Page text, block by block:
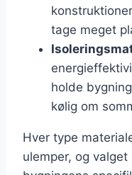
tage meget
holde
kølig om
Hver type
ulemper, og